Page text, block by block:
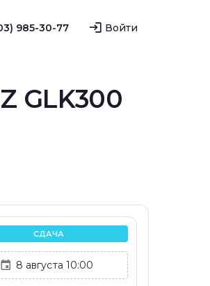
985-30-77 Войти
GLK300
СДАЧА